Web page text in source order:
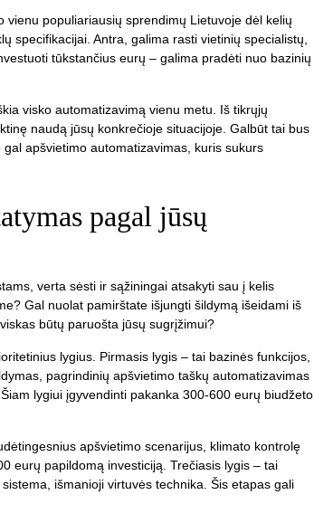
populiariausių sprendimų Lietuvoje dėl kelių
specifikacijai. Antra, galima rasti vietinių specialistų,
tūkstančius eurų – galima pradėti nuo bazinių
visko automatizavimą vienu metu. Iš tikrųjų
naudą jūsų konkrečioje situacijoje. Galbūt tai bus
apšvietimo automatizavimas, kuris sukurs
pagal jūsų
verta sėsti ir sąžiningai atsakyti sau į kelis
Gal nuolat pamirštate išjungti šildymą išeidami iš
būtų paruošta jūsų sugrįžimui?
lygius. Pirmasis lygis – tai bazinės funkcijos,
pagrindinių apšvietimo taškų automatizavimas
lygiui įgyvendinti pakanka 300-600 eurų biudžeto,
apšvietimo scenarijus, klimato kontrolę
eurų papildomą investiciją. Trečiasis lygis – tai
išmanioji virtuvės technika. Šis etapas gali